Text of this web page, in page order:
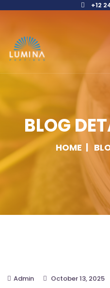
+12
BLOG
HOME
Admin October 13, 2025